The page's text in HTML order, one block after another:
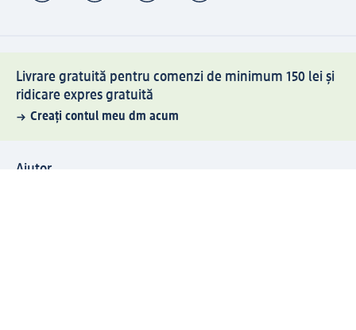
Livrare gratuită pentru comenzi de minimum 150 lei și
ridicare expres gratuită
Creați contul meu dm acum
Ajutor